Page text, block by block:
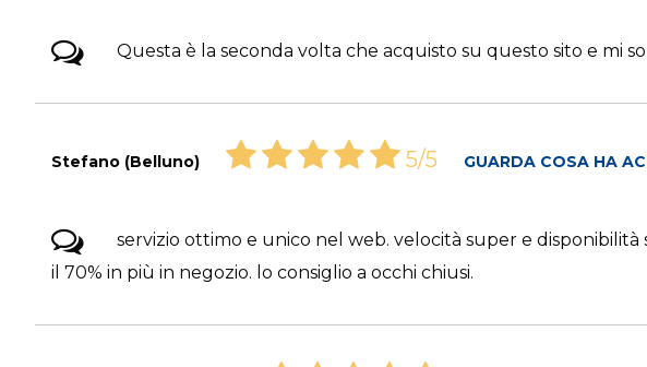
Questa è la seconda volta che acquisto su questo sito e mi
Stefano (Belluno) 5/5 GUARDA COSA HA
servizio ottimo e unico nel web. velocità super e disponibilità
il 70% in più in negozio. lo consiglio a occhi chiusi.